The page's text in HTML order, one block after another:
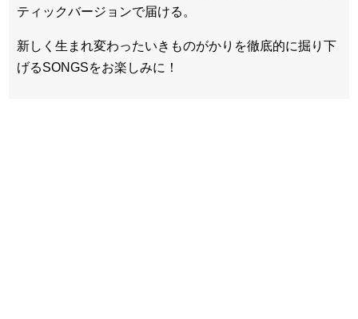
ティックバージョンで届ける。
新しく生まれ変わったいきものがかりを徹底的に掘り下
げるSONGSをお楽しみに！